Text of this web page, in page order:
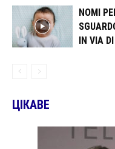
NOMI
IN VIA
ЦІКАВЕ